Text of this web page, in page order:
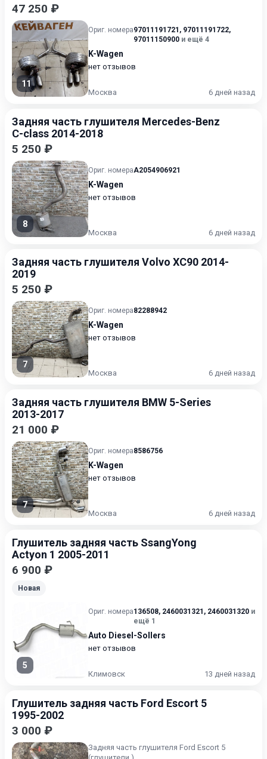
47 250 ₽
11
Ориг. номера97011191721 , 97011191722,
97011150900 и ещё 4
K-Wagen
нет отзывов
Москва 6 дней назад
Задняя часть глушителя Mercedes-Benz
C-class 2014-2018
5 250 ₽
8
Ориг. номераA2054906921
K-Wagen
нет отзывов
Москва 6 дней назад
Задняя часть глушителя Volvo XC90 2014-
2019
5 250 ₽
7
Ориг. номера82288942
K-Wagen
нет отзывов
Москва 6 дней назад
Задняя часть глушителя BMW 5-Series
2013-2017
21 000 ₽
7
Ориг. номера8586756
K-Wagen
нет отзывов
Москва 6 дней назад
Глушитель задняя часть SsangYong
Actyon 1 2005-2011
6 900 ₽
Новая
5
Ориг. номера136508, 2460031321 , 2460031320 и
ещё 1
Auto Diesel-Sollers
нет отзывов
Климовск 13 дней назад
Глушитель задняя часть Ford Escort 5
1995-2002
3 000 ₽
Задняя часть глушителя Ford Escort 5